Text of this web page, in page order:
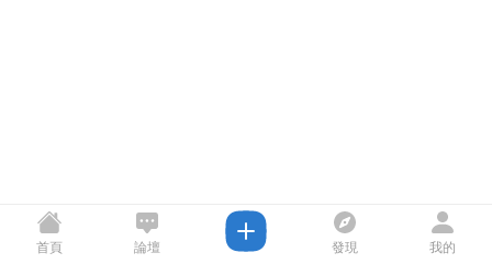
首頁 論壇 發現 我的